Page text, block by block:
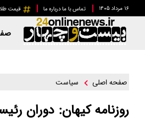
۱۶ مرداد ۱۴۰۵ تماس با ما درباره ما قیمت
صفحه اصلی سیاست
روزنامه کیهان: دوران